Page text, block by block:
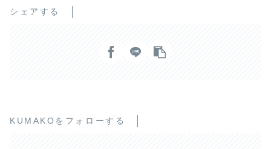
シェアする
KUMAKOをフォローする